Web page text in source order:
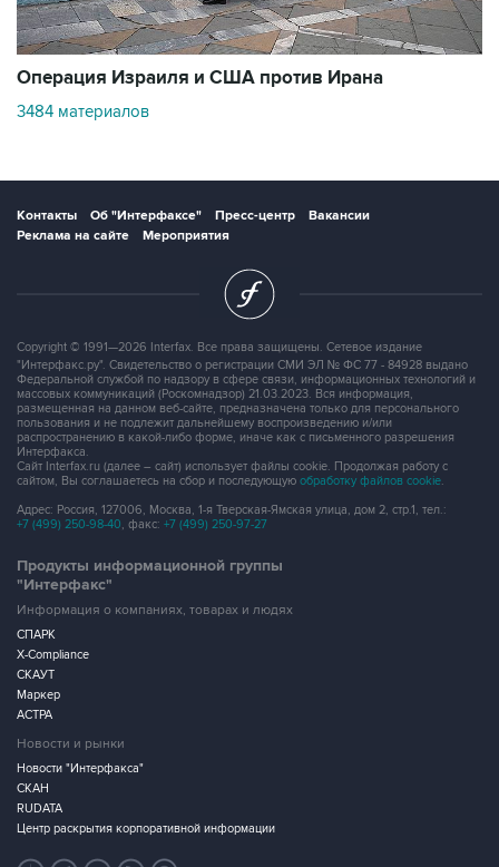
Операция Израиля и США против Ирана
3484 материалов
Контакты Об "Интерфаксе" Пресс-центр
Вакансии
Реклама на сайте
Мероприятия
Copyright © 1991—2026 Interfax. Все права защищены. Сетевое издание
"Интерфакс.ру". Свидетельство о регистрации СМИ ЭЛ № ФС 77 - 84928 выдано
Федеральной службой по надзору в сфере связи, информационных технологий и
массовых коммуникаций (Роскомнадзор) 21.03.2023. Вся информация,
размещенная на данном веб-сайте, предназначена только для персонального
пользования и не подлежит дальнейшему воспроизведению и/или
распространению в какой-либо форме, иначе как с письменного разрешения
Интерфакса.
Сайт Interfax.ru (далее – сайт) использует файлы cookie. Продолжая работу с
сайтом, Вы соглашаетесь на сбор и последующую обработку файлов cookie
Адрес: Россия, 127006, Москва, 1-я Тверская-Ямская улица, дом 2, стр.1, тел.:
+7 (499) 250-98-40 , факс: +7 (499) 250-97-27
Продукты информационной группы
"Интерфакс"
Информация о компаниях, товарах и людях
СПАРК
X-Compliance
СКАУТ
Маркер
АСТРА
Новости и рынки
Новости "Интерфакса"
СКАН
RUDATA
Центр раскрытия корпоративной информации